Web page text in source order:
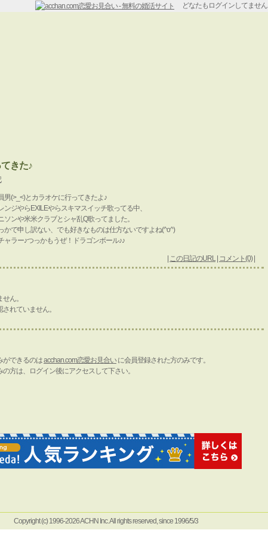
どなたもログインしてません
きた♪
(>_<)とカラオケに行ってきたよ♪
ンジやらEXILEやらスキマスイッチ歌ってる中、
ソンや米米クラブとシャ乱Q歌ってました。
かで申し訳ない、でも好きなものは仕方ないですよね(^o^)
ャラー♪つっかもうぜ！ドラゴンボール♪♪
この日記のURL| コメント(0)|
ん。
れていません。
ができるのはacchan.com恋愛お見合いに会員登録された方のみです。
方は、ログイン後にアクセスして下さい。
Copyright (c) 1996-2026 ACHN Inc. All rights reserved, since 1996/5/3